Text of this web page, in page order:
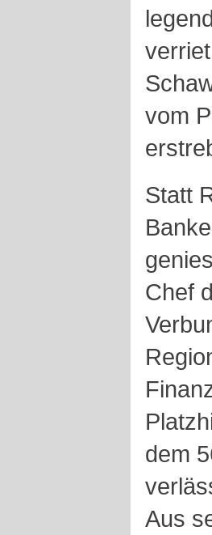
vom
Statt
Chef
dem
Aus